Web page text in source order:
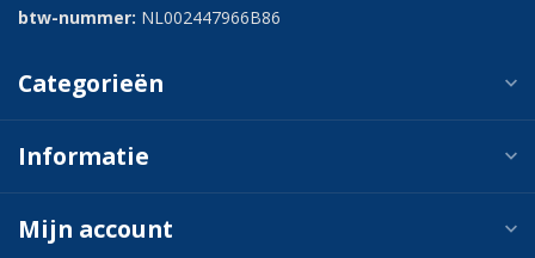
btw-nummer: NL002447966B86
Categorieën
Informatie
Mijn account